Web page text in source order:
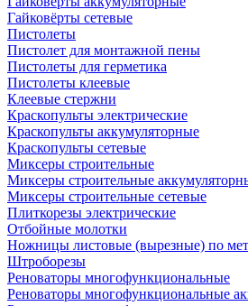
Гайковёрты сетевые
Пистолеты
Пистолет для монтажной пены
Пистолеты для герметика
Пистолеты клеевые
Клеевые стержни
Краскопульты электрические
Краскопульты аккумуляторные
Краскопульты сетевые
Миксеры строительные
Миксеры строительные
Миксеры строительные сетевые
Плиткорезы электрические
Отбойные молотки
Ножницы листовые (вырезные) по
Штроборезы
Реноваторы многофункциональные
Реноваторы многофункциональные